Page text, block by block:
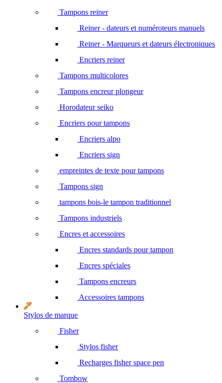
Tampons reiner
Reiner - dateurs et numéroteurs manuels
Reiner - Marqueurs et dateurs électroniques
Encriers reiner
Tampons multicolores
Tampons encreur plongeur
Horodateur seiko
Encriers pour tampons
Encriers alpo
Encriers sign
empreintes de texte pour tampons
Tampons sign
tampons bois-le tampon traditionnel
Tampons industriels
Encres et accessoires
Encres standards pour tampon
Encres spéciales
Tampons encreurs
Accessoires tampons
Stylos de marque
Fisher
Stylos fisher
Recharges fisher space pen
Tombow